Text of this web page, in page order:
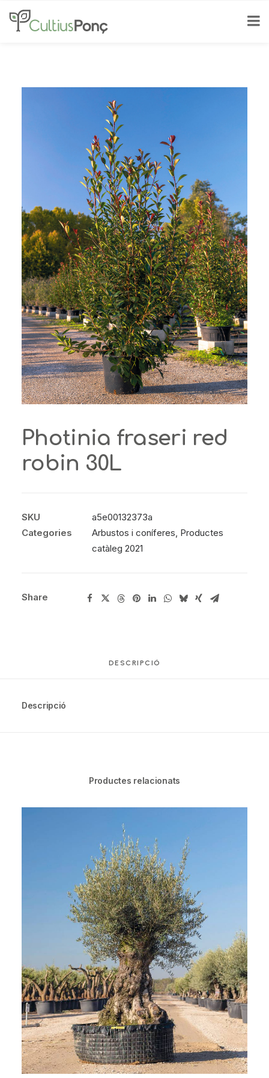
Photinia fraseri red
robin 30L
SKU
a5e00132373a
Categories
Arbustos i coníferes, Productes
catàleg 2021
Share
DESCRIPCIÓ
Descripció
Productes relacionats